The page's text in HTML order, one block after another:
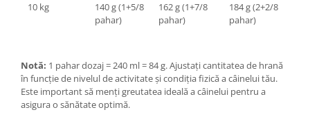
10 kg
140 g (1+5/8
pahar)
162 g (1+7/8
pahar)
184 g (2+2/8
pahar)
Notă: 1 pahar dozaj = 240 ml = 84 g. Ajustați cantitatea de hrană
în funcție de nivelul de activitate și condiția fizică a câinelui tău.
Este important să menți greutatea ideală a câinelui pentru a
asigura o sănătate optimă.